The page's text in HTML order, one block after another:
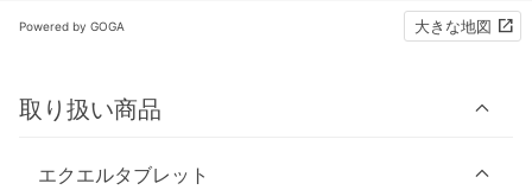
Powered by GOGA 大きな地図
取り扱い商品
エクエルタブレット